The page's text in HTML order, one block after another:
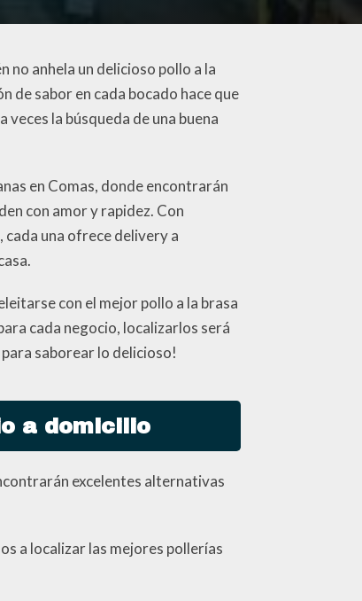
no anhela un delicioso pollo a la
de sabor en cada bocado hace que
veces la búsqueda de una buena
en Comas, donde encontrarán
con amor y rapidez. Con
una ofrece delivery a
con el mejor pollo a la brasa
cada negocio, localizarlos será
saborear lo delicioso!
a domicilio
excelentes alternativas
a localizar las mejores pollerías